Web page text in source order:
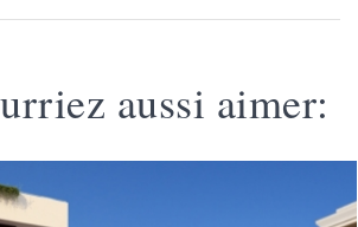
aussi aimer: